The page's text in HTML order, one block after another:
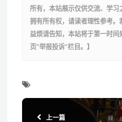
所有，本站展示仅供交流、学
拥有所有权，请读者理性参考。
益烦请告知，本站将于第一时
页“举报投诉”栏目。】
上一篇